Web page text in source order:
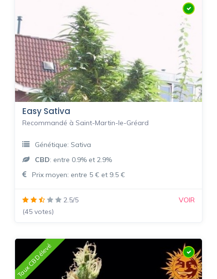
Easy Sativa
Recommandé à Saint-Martin-le-Gréard
Génétique: Sativa
CBD: entre 0.9% et 2.9%
Prix moyen: entre 5 € et 9.5 €
2.5/5
(45 votes)
VOIR
Taux CBD élevé